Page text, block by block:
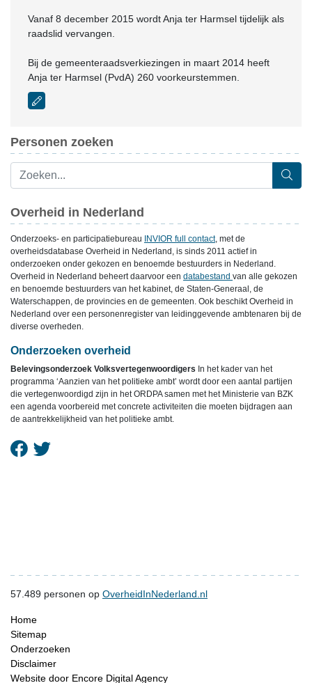
Vanaf 8 december 2015 wordt Anja ter Harmsel tijdelijk als
raadslid vervangen.
Bij de gemeenteraadsverkiezingen in maart 2014 heeft
Anja ter Harmsel (PvdA) 260 voorkeurstemmen.
Personen zoeken
Overheid in Nederland
Onderzoeks- en participatiebureau INVIOR full contact, met de
overheidsdatabase Overheid in Nederland, is sinds 2011 actief in
onderzoeken onder gekozen en benoemde bestuurders in Nederland.
Overheid in Nederland beheert daarvoor een databestand van alle gekozen
en benoemde bestuurders van het kabinet, de Staten-Generaal, de
Waterschappen, de provincies en de gemeenten. Ook beschikt Overheid in
Nederland over een personenregister van leidinggevende ambtenaren bij de
diverse overheden.
Onderzoeken overheid
Belevingsonderzoek Volksvertegenwoordigers In het kader van het
programma ‘Aanzien van het politieke ambt’ wordt door een aantal partijen
die vertegenwoordigd zijn in het ORDPA samen met het Ministerie van BZK
een agenda voorbereid met concrete activiteiten die moeten bijdragen aan
de aantrekkelijkheid van het politieke ambt.
57.489 personen op OverheidInNederland.nl
Home
Sitemap
Onderzoeken
Disclaimer
Website door Encore Digital Agency